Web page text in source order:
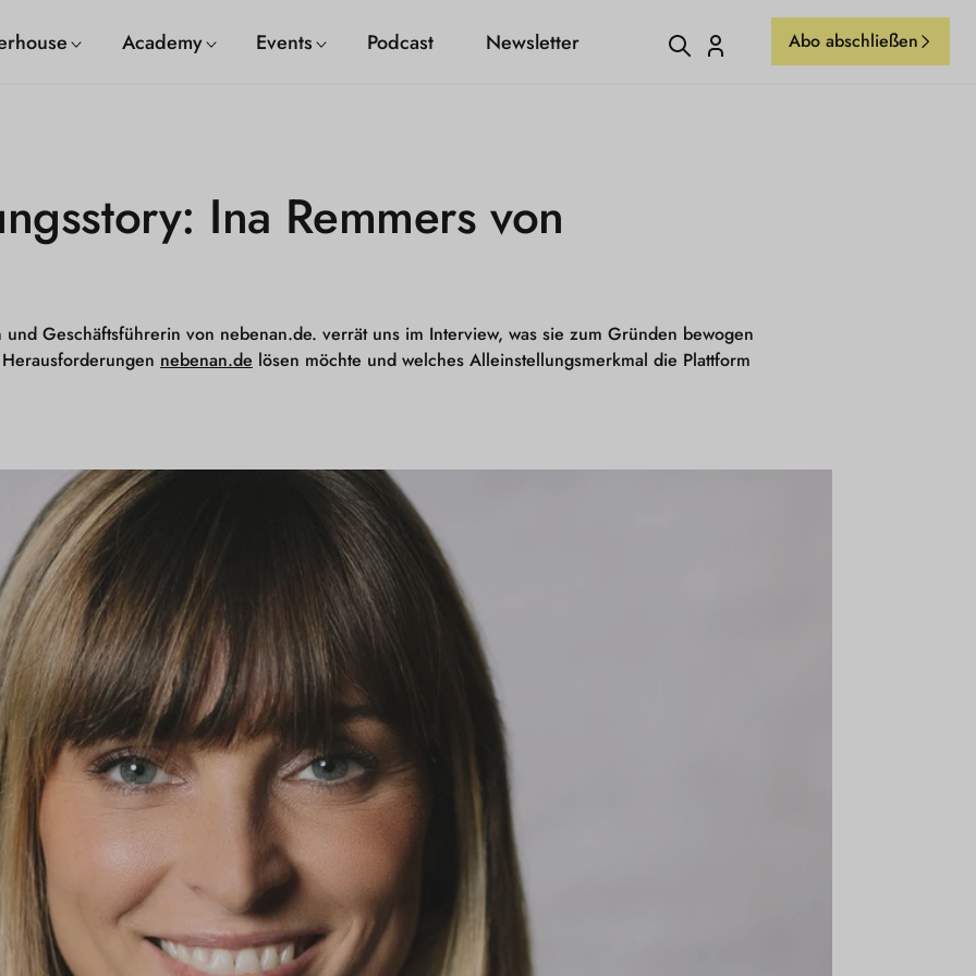
Academy Events Podcast Newsletter Einloggen Abo abschließen
Ina Remmers von
Geschäftsführerin von nebenan.de. verrät uns im Interview, was sie zum Gründen bewogen
nebenan.de lösen möchte und welches Alleinstellungsmerkmal die Plattform